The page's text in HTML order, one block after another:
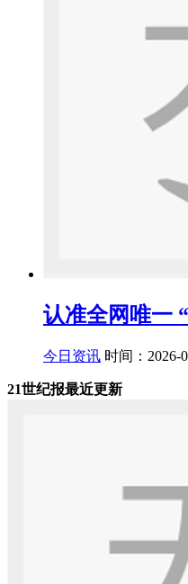
认准全网唯一
今日资讯 时间：2026-
21世纪报最近更新